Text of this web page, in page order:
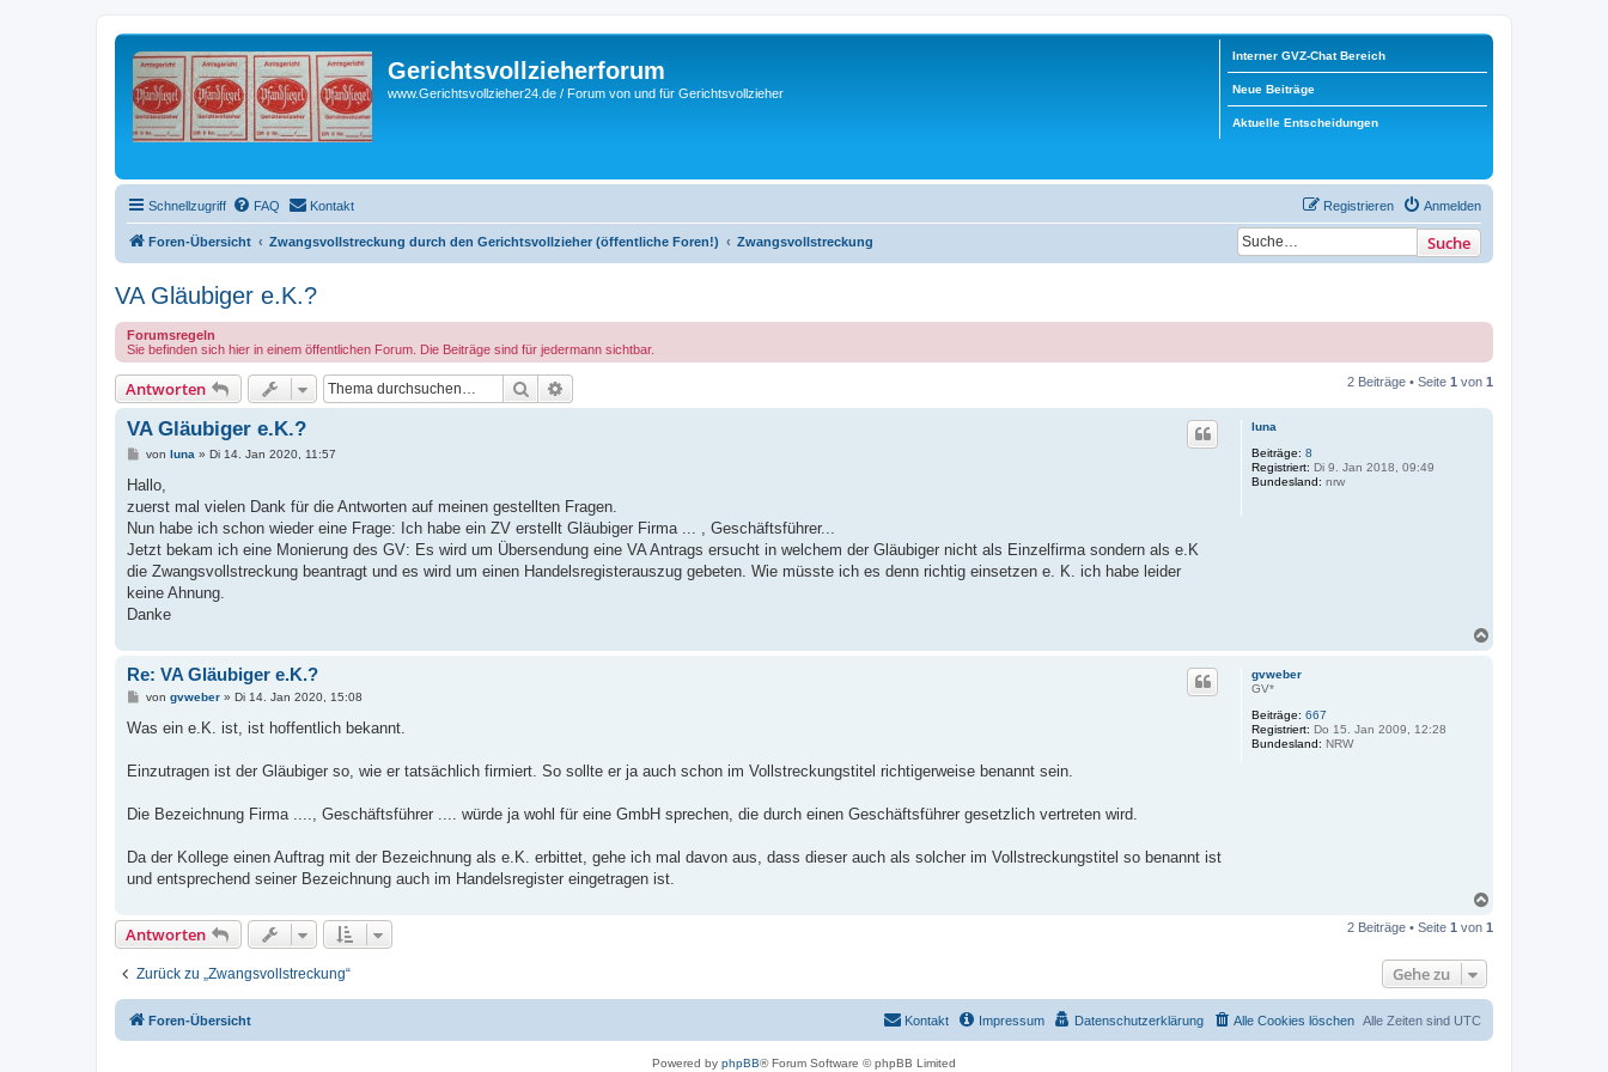
Gerichtsvollzieherforum
www.Gerichtsvollzieher24.de / Forum von und für Gerichtsvollzieher
Interner GVZ-Chat Bereich
Neue Beiträge
Aktuelle Entscheidungen
Schnellzugriff FAQ Kontakt Anmelden
Registrieren
Foren-Übersicht Zwangsvollstreckung durch den Gerichtsvollzieher (öffentliche Foren!) Zwangsvollstreckung Suche
VA Gläubiger e.K.?
Forumsregeln
Sie befinden sich hier in einem öffentlichen Forum. Die Beiträge sind für jedermann sichtbar.
Antworten Suche 2 Beiträge • Seite 1 von 1
luna
Beiträge: 8
Registriert: Di 9. Jan 2018, 09:49
Bundesland: nrw
VA Gläubiger e.K.?
B
i
r
a
von luna » Di 14. Jan 2020, 11:57
Hallo,
zuerst mal vielen Dank für die Antworten auf meinen gestellten Fragen.
Nun habe ich schon wieder eine Frage: Ich habe ein ZV erstellt Gläubiger Firma ... , Geschäftsführer...
Jetzt bekam ich eine Monierung des GV: Es wird um Übersendung eine VA Antrags ersucht in welchem der Gläubiger nicht als Einzelfirma sondern als e.K
die Zwangsvollstreckung beantragt und es wird um einen Handelsregisterauszug gebeten. Wie müsste ich es denn richtig einsetzen e. K. ich habe leider
keine Ahnung.
Danke
gvweber
GV*
Beiträge: 667
Registriert: Do 15. Jan 2009, 12:28
Bundesland: NRW
Re: VA Gläubiger e.K.?
B
i
a
von gvweber» Di 14. Jan 2020, 15:08
Was ein e.K. ist, ist hoffentlich bekannt.
Einzutragen ist der Gläubiger so, wie er tatsächlich firmiert. So sollte er ja auch schon im Vollstreckungstitel richtigerweise benannt sein.
Die Bezeichnung Firma ...., Geschäftsführer .... würde ja wohl für eine GmbH sprechen, die durch einen Geschäftsführer gesetzlich vertreten wird.
Da der Kollege einen Auftrag mit der Bezeichnung als e.K. erbittet, gehe ich mal davon aus, dass dieser auch als solcher im Vollstreckungstitel so benannt ist
und entsprechend seiner Bezeichnung auch im Handelsregister eingetragen ist.
c
Antworten 2 Beiträge • Seite 1 von 1
Zurück zu „Zwangsvollstreckung“ Gehe zu
Foren-Übersicht Alle Zeiten sind UTC
Alle Cookies löschen
Datenschutzerklärung
Impressum
Kontakt
Powered by phpBB® Forum Software © phpBB Limited